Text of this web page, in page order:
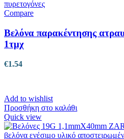
Compare
Βελόνα παρακέντησης
1τμχ
€1.54
Add to wishlist
Προσθήκη στο καλάθι
Quick view